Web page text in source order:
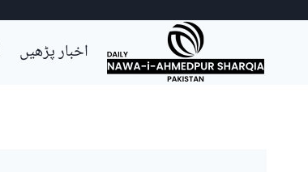
Skip
اخبار پڑھیں